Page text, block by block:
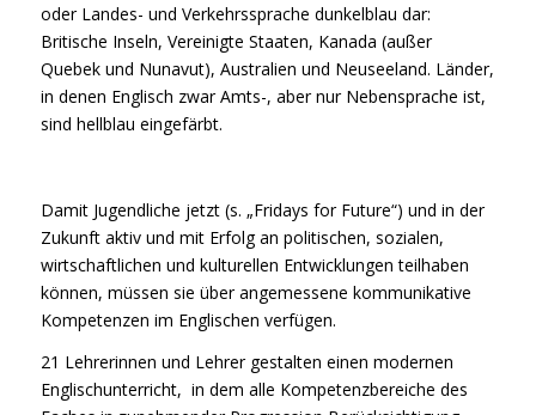
oder Landes- und Verkehrssprache dunkelblau dar:
Britische Inseln, Vereinigte Staaten, Kanada (außer
Quebek und Nunavut), Australien und Neuseeland. Länder,
in denen Englisch zwar Amts-, aber nur Nebensprache ist,
sind hellblau eingefärbt.
Damit Jugendliche jetzt (s. „Fridays for Future“) und in der
Zukunft aktiv und mit Erfolg an politischen, sozialen,
wirtschaftlichen und kulturellen Entwicklungen teilhaben
können, müssen sie über angemessene kommunikative
Kompetenzen im Englischen verfügen.
21 Lehrerinnen und Lehrer gestalten einen modernen
Englischunterricht, in dem alle Kompetenzbereiche des